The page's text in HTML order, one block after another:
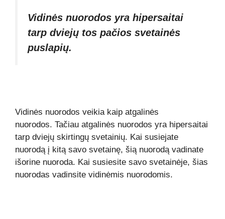
Vidinės nuorodos yra hipersaitai
tarp dviejų tos pačios svetainės
puslapių.
Vidinės nuorodos veikia kaip atgalinės
nuorodos. Tačiau atgalinės nuorodos yra hipersaitai
tarp dviejų skirtingų svetainių. Kai susiejate
nuorodą į kitą savo svetainę, šią nuorodą vadinate
išorine nuoroda. Kai susiesite savo svetainėje, šias
nuorodas vadinsite vidinėmis nuorodomis.